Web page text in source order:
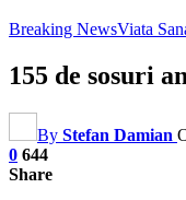
Breaking NewsViata
155 de sosuri
By Stefan Damian
0 644
Share